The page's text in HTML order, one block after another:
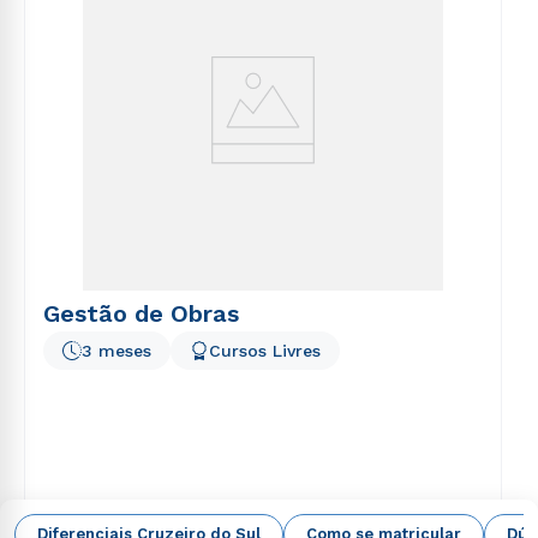
Diferenciais Cruzeiro do Sul Como se matricular
Gestão de Obras
3 meses Cursos Livres
EAD Digital